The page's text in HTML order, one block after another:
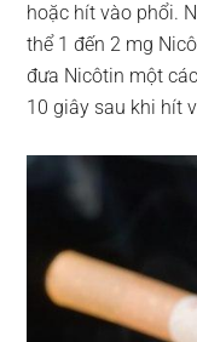
hoặc hít vào phổi.
thể 1 đến 2 mg
đưa Nicôtin một
10 giây sau khi hít